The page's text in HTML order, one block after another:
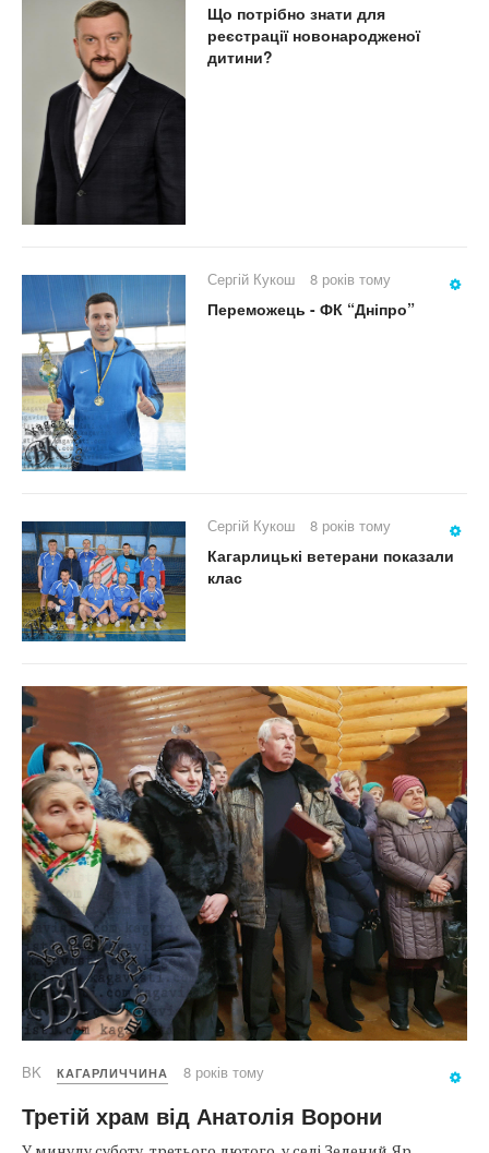
Що потрібно знати для
реєстрації новонародженої
дитини?
Сергій Кукош 8 років тому
Переможець - ФК “Дніпро”
Сергій Кукош 8 років тому
Кагарлицькі ветерани показали
клас
BK КАГАРЛИЧЧИНА 8 років тому
Третій храм від Анатолія Ворони